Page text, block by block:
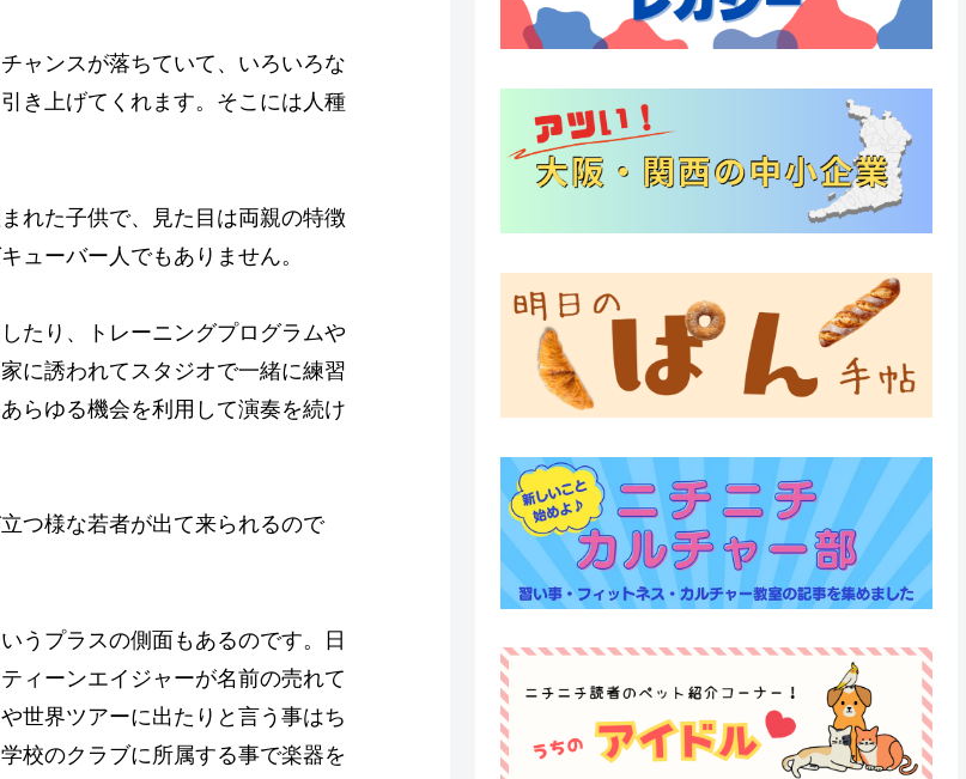
ャンスが落ちていて、いろいろな
き上げてくれます。そこには人種
れた子供で、見た目は両親の特徴
ューバー人でもありません。
たり、トレーニングプログラムや
に誘われてスタジオで一緒に練習
らゆる機会を利用して演奏を続け
つ様な若者が出て来られるので
うプラスの側面もあるのです。日
ィーンエイジャーが名前の売れて
世界ツアーに出たりと言う事はち
校のクラブに所属する事で楽器を